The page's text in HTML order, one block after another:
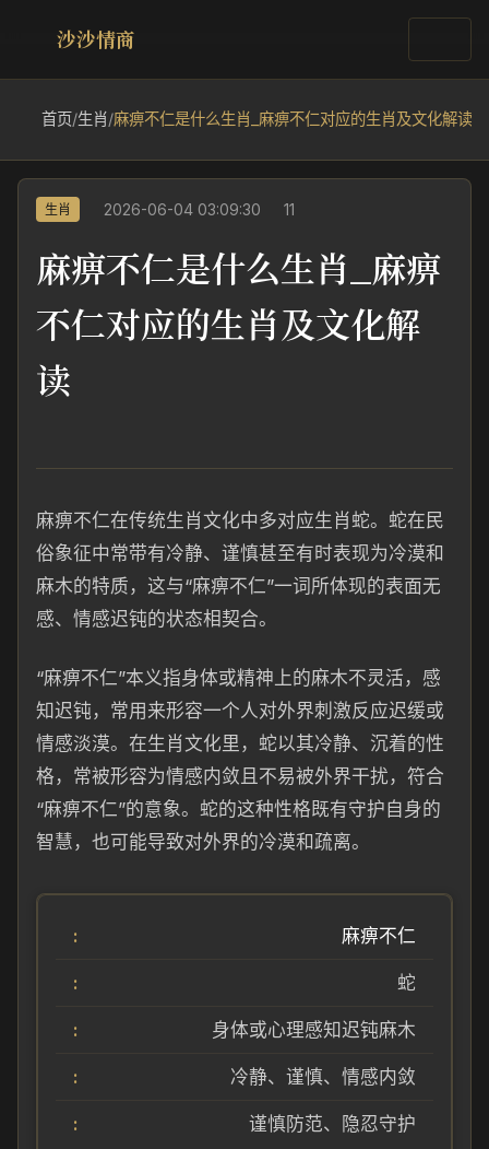
沙沙情商
首页/生肖/麻痹不仁是什么生肖_麻痹不仁对应的生肖及文化解读
生肖 2026-06-04 03:09:30 11
麻痹不仁是什么生肖_麻痹
不仁对应的生肖及文化解
读
麻痹不仁在传统生肖文化中多对应生肖蛇。蛇在民
俗象征中常带有冷静、谨慎甚至有时表现为冷漠和
麻木的特质，这与“麻痹不仁”一词所体现的表面无
感、情感迟钝的状态相契合。
“麻痹不仁”本义指身体或精神上的麻木不灵活，感
知迟钝，常用来形容一个人对外界刺激反应迟缓或
情感淡漠。在生肖文化里，蛇以其冷静、沉着的性
格，常被形容为情感内敛且不易被外界干扰，符合
“麻痹不仁”的意象。蛇的这种性格既有守护自身的
智慧，也可能导致对外界的冷漠和疏离。
麻痹不仁
蛇
身体或心理感知迟钝麻木
冷静、谨慎、情感内敛
谨慎防范、隐忍守护